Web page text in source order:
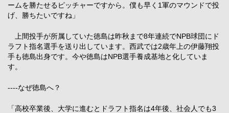
ームを勝たせるピッチャーですから。僕も早く1軍のマウンドで投
げ、勝ちたいですね」
上間投手が所属していた徳島は昨秋まで8年連続でNPB球団にド
ラフト指名選手を送り出しています。西武では2歳年上の伊藤翔投
手も徳島出身です。今や徳島はNPB選手養成基地と化していま
す。
----なぜ徳島へ？
「高校卒業後、大学に進むとドラフト指名は4年後、社会人でも3